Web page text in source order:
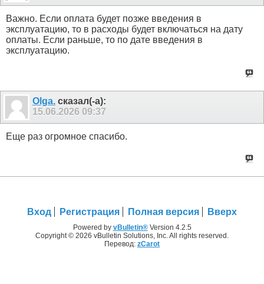
Важно. Если оплата будет позже введения в
эксплуатацию, то в расходы будет включаться на дату
оплаты. Если раньше, то по дате введения в
эксплуатацию.
Olga. сказал(-а):
15.06.2026 09:37
Еще раз огромное спасибо.
Вход Регистрация Полная версия Вверх
Powered by vBulletin®Version 4.2.5
Copyright © 2026 vBulletin Solutions, Inc. All rights reserved.
Перевод: zCarot